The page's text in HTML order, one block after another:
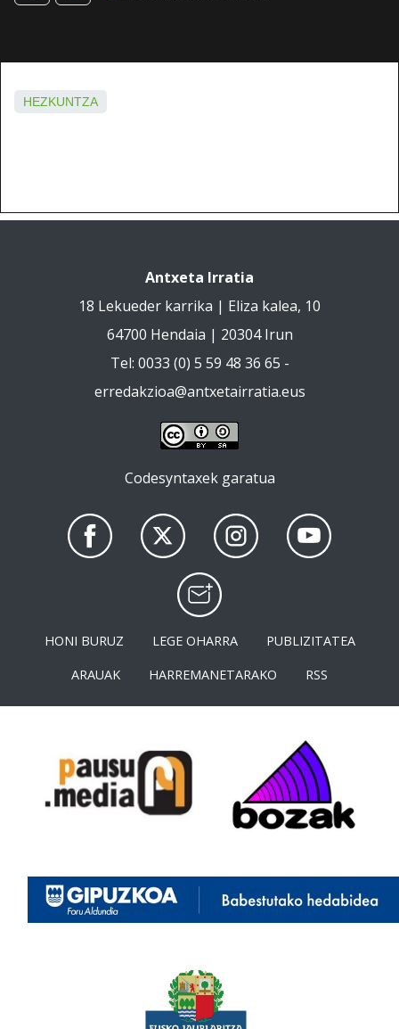
HEZKUNTZA
Antxeta Irratia
18 Lekueder karrika | Eliza kalea, 10
64700 Hendaia | 20304 Irun
Tel: 0033 (0) 5 59 48 36 65 -
erredakzioa@antxetairratia.eus
Codesyntaxek garatua
HONI BURUZ LEGE OHARRA
PUBLIZITATEA
ARAUAK
HARREMANETARAKO RSS